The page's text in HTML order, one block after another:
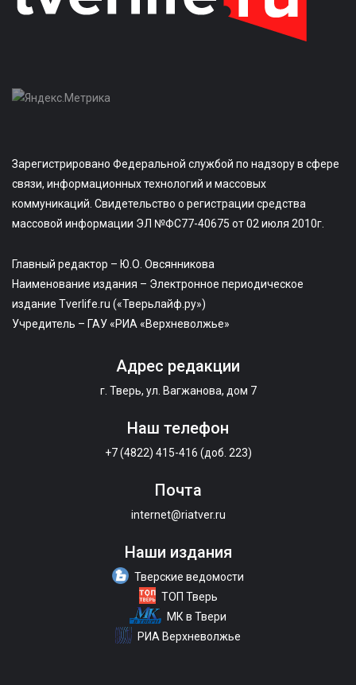
Зарегистрировано Федеральной службой по надзору в сфере
связи, информационных технологий и массовых
коммуникаций. Свидетельство о регистрации средства
массовой информации ЭЛ №ФС77-40675 от 02 июля 2010г.
Главный редактор – Ю.О. Овсянникова
Наименование издания – Электронное периодическое
издание Tverlife.ru («Тверьлайф.ру»)
Учредитель – ГАУ «РИА «Верхневолжье»
Адрес редакции
г. Тверь, ул. Вагжанова, дом 7
Наш телефон
+7 (4822) 415-416 (доб. 223)
Почта
internet@riatver.ru
Наши издания
Тверские ведомости
ТОП Тверь
МК в Твери
РИА Верхневолжье